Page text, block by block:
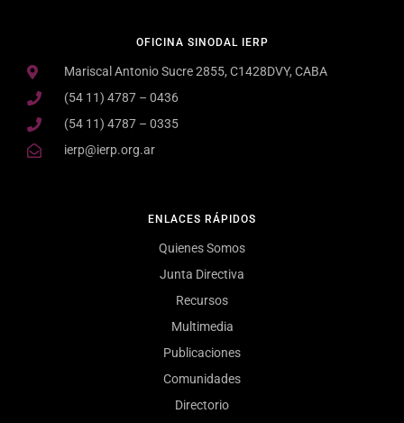
ENLACES RÁPIDOS
Quienes Somos
Junta Directiva
Recursos
Multimedia
Publicaciones
Comunidades
Directorio
OFICINA SINODAL IERP
Mariscal Antonio Sucre 2855, C1428DVY, CABA
(54 11) 4787 – 0436
(54 11) 4787 – 0335
ierp@ierp.org.ar